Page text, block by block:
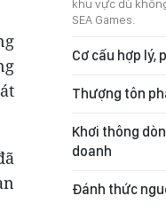
khu vực dù
SEA Games.
Cơ cấu hợp lý,
Thượng tôn
Khơi thông
doanh
Đánh thức